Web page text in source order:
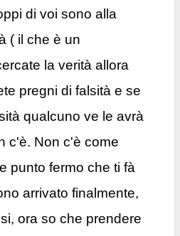
di voi sono alla
( il che è un
la verità allora
pregni di falsità e se
qualcuno ve le avrà
c'è. Non c'è come
punto fermo che ti fà
arrivato finalmente,
ora so che prendere